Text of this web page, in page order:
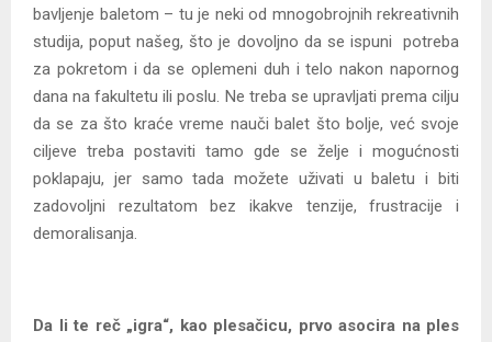
bavljenje baletom – tu je neki od mnogobrojnih rekreativnih
studija, poput našeg, što je dovoljno da se ispuni potreba
za pokretom i da se oplemeni duh i telo nakon napornog
dana na fakultetu ili poslu. Ne treba se upravljati prema cilju
da se za što kraće vreme nauči balet što bolje, već svoje
ciljeve treba postaviti tamo gde se želje i mogućnosti
poklapaju, jer samo tada možete uživati u baletu i biti
zadovoljni rezultatom bez ikakve tenzije, frustracije i
demoralisanja.
Da li te reč „igra“, kao plesačicu, prvo asocira na ples